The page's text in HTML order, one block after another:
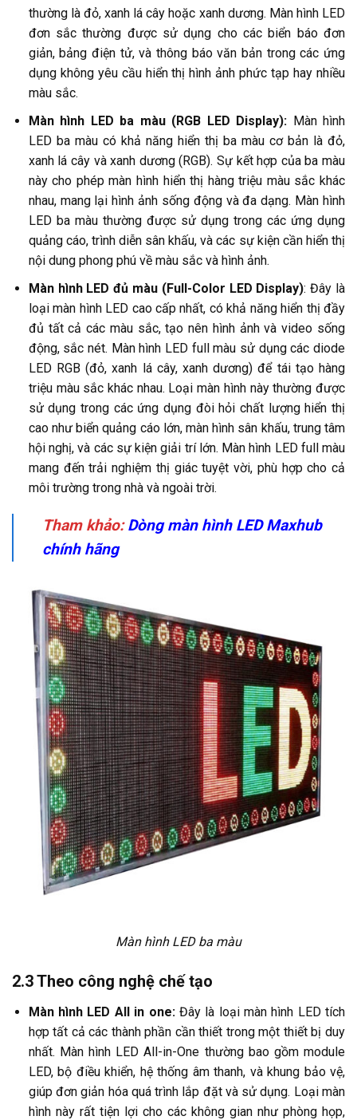
thường là đỏ, xanh lá cây hoặc xanh dương. Màn hình LED
đơn sắc thường được sử dụng cho các biển báo đơn
giản, bảng điện tử, và thông báo văn bản trong các ứng
dụng không yêu cầu hiển thị hình ảnh phức tạp hay nhiều
màu sắc.
Màn hình LED ba màu (RGB LED Display): Màn hình
LED ba màu có khả năng hiển thị ba màu cơ bản là đỏ,
xanh lá cây và xanh dương (RGB). Sự kết hợp của ba màu
này cho phép màn hình hiển thị hàng triệu màu sắc khác
nhau, mang lại hình ảnh sống động và đa dạng. Màn hình
LED ba màu thường được sử dụng trong các ứng dụng
quảng cáo, trình diễn sân khấu, và các sự kiện cần hiển thị
nội dung phong phú về màu sắc và hình ảnh.
Màn hình LED đủ màu (Full-Color LED Display): Đây là
loại màn hình LED cao cấp nhất, có khả năng hiển thị đầy
đủ tất cả các màu sắc, tạo nên hình ảnh và video sống
động, sắc nét. Màn hình LED full màu sử dụng các diode
LED RGB (đỏ, xanh lá cây, xanh dương) để tái tạo hàng
triệu màu sắc khác nhau. Loại màn hình này thường được
sử dụng trong các ứng dụng đòi hỏi chất lượng hiển thị
cao như biển quảng cáo lớn, màn hình sân khấu, trung tâm
hội nghị, và các sự kiện giải trí lớn. Màn hình LED full màu
mang đến trải nghiệm thị giác tuyệt vời, phù hợp cho cả
môi trường trong nhà và ngoài trời.
Tham khảo: Dòng màn hình LED Maxhub
chính hãng
Màn hình LED ba màu
2.3 Theo công nghệ chế tạo
Màn hình LED All in one: Đây là loại màn hình LED tích
hợp tất cả các thành phần cần thiết trong một thiết bị duy
nhất. Màn hình LED All-in-One thường bao gồm module
LED, bộ điều khiển, hệ thống âm thanh, và khung bảo vệ,
giúp đơn giản hóa quá trình lắp đặt và sử dụng. Loại màn
hình này rất tiện lợi cho các không gian như phòng họp,